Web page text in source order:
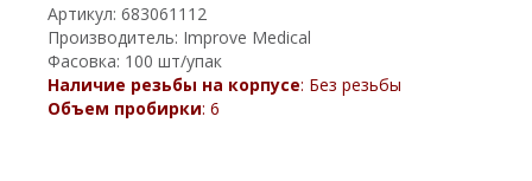
Артикул: 683061112
Производитель: Improve Medical
Фасовка: 100 шт/упак
Наличие резьбы на корпусе: Без резьбы
Объем пробирки: 6